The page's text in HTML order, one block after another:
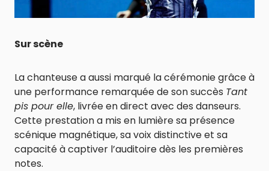
Sur scène
La chanteuse a aussi marqué la cérémonie grâce à
une performance remarquée de son succès Tant
pis pour elle, livrée en direct avec des danseurs.
Cette prestation a mis en lumière sa présence
scénique magnétique, sa voix distinctive et sa
capacité à captiver l’auditoire dès les premières
notes.